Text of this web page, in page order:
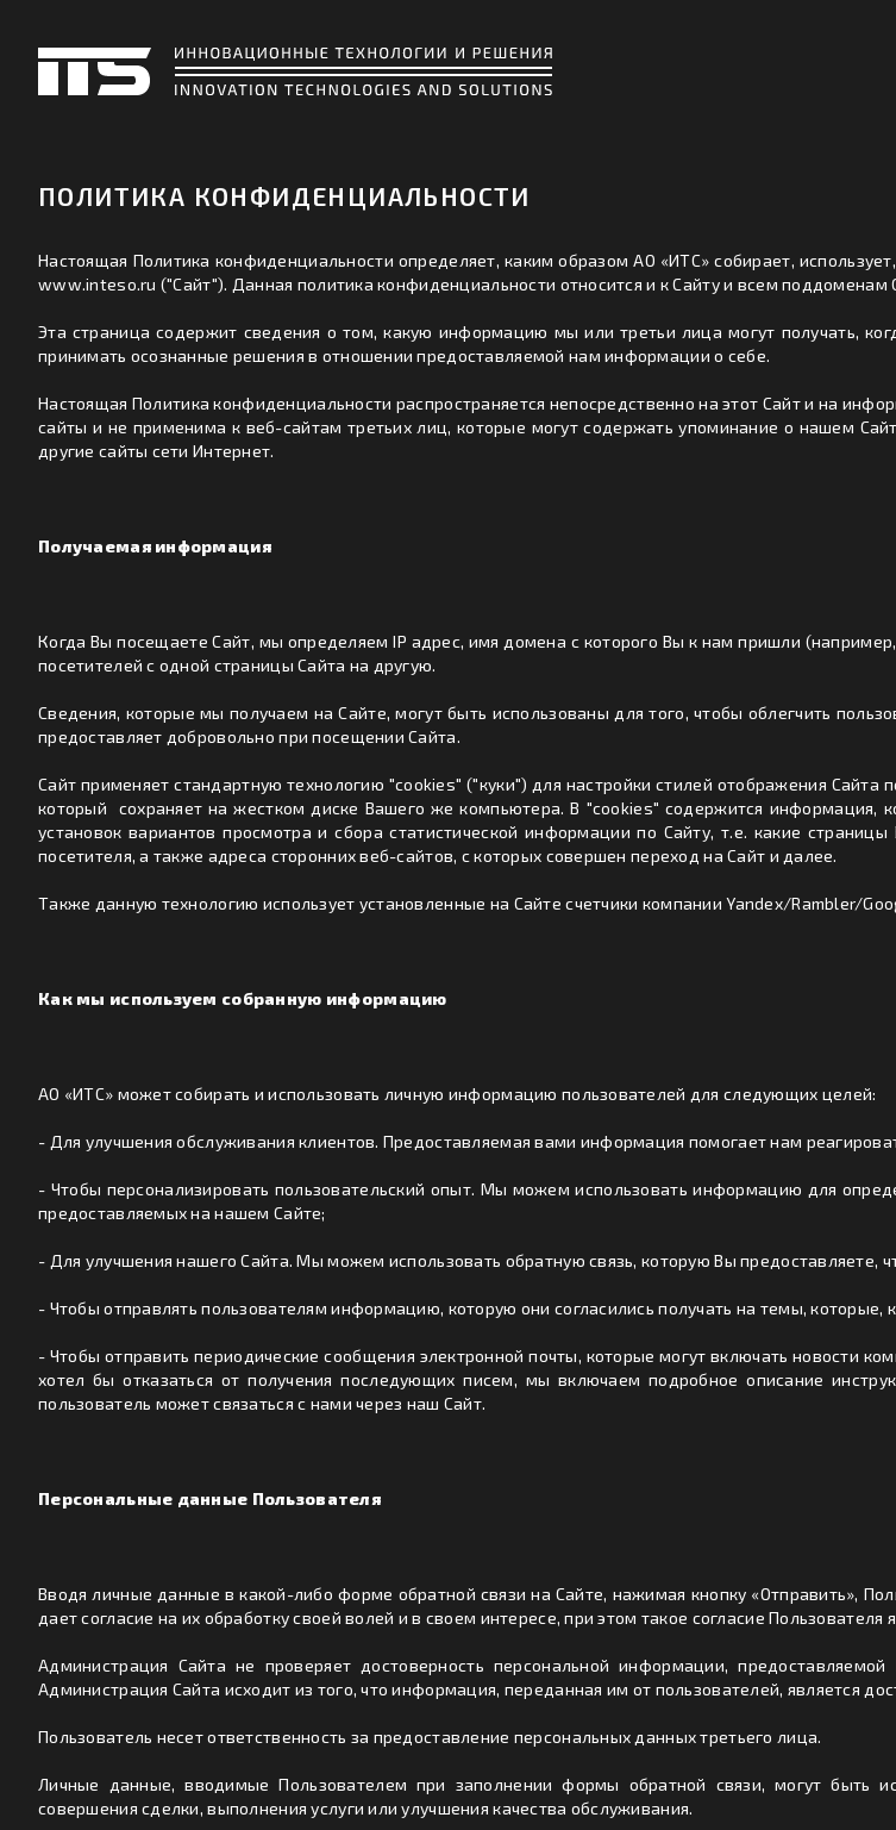
ПОЛИТИКА КОНФИДЕНЦИАЛЬНОСТИ
Настоящая Политика конфиденциальности определяет, каким образом АО «ИТС» собирает,
www.inteso.ru ("Сайт"). Данная политика конфиденциальности относится и к Сайту и всем поддоменам
Эта страница содержит сведения о том, какую информацию мы или третьи лица могут получать,
принимать осознанные решения в отношении предоставляемой нам информации о себе.
Настоящая Политика конфиденциальности распространяется непосредственно на этот Сайт и на
сайты и не применима к веб-сайтам третьих лиц, которые могут содержать упоминание о нашем
другие сайты сети Интернет.
Получаемая информация
Когда Вы посещаете Сайт, мы определяем IP адрес, имя домена с которого Вы к нам пришли
посетителей с одной страницы Сайта на другую.
Сведения, которые мы получаем на Сайте, могут быть использованы для того, чтобы облегчить
предоставляет добровольно при посещении Сайта.
Сайт применяет стандартную технологию "cookies" ("куки") для настройки стилей отображения
который сохраняет на жестком диске Вашего же компьютера. В "cookies" содержится информация,
установок вариантов просмотра и сбора статистической информации по Сайту, т.е. какие
посетителя, а также адреса сторонних веб-сайтов, с которых совершен переход на Сайт и далее.
Также данную технологию использует установленные на Сайте счетчики компании Yandex/Rambler/
Как мы используем собранную информацию
АО «ИТС» может собирать и использовать личную информацию пользователей для следующих целей:
- Для улучшения обслуживания клиентов. Предоставляемая вами информация помогает нам
- Чтобы персонализировать пользовательский опыт. Мы можем использовать информацию для
предоставляемых на нашем Сайте;
- Для улучшения нашего Сайта. Мы можем использовать обратную связь, которую Вы предоставляете,
- Чтобы отправлять пользователям информацию, которую они согласились получать на темы, которые,
- Чтобы отправить периодические сообщения электронной почты, которые могут включать новости
хотел бы отказаться от получения последующих писем, мы включаем подробное описание
пользователь может связаться с нами через наш Сайт.
Персональные данные Пользователя
Вводя личные данные в какой-либо форме обратной связи на Сайте, нажимая кнопку «Отправить»,
дает согласие на их обработку своей волей и в своем интересе, при этом такое согласие
Администрация Сайта не проверяет достоверность персональной информации,
Администрация Сайта исходит из того, что информация, переданная им от пользователей, является
Пользователь несет ответственность за предоставление персональных данных третьего лица.
Личные данные, вводимые Пользователем при заполнении формы обратной связи, могут быть
совершения сделки, выполнения услуги или улучшения качества обслуживания.